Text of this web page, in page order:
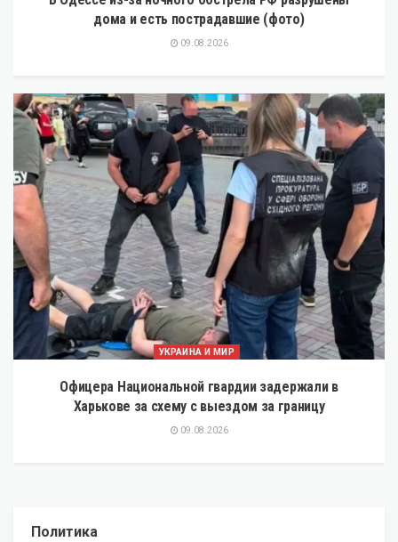
дома и есть пострадавшие (фото)
09.08.2026
УКРАИНА И МИР
Офицера Национальной гвардии задержали в
Харькове за схему с выездом за границу
09.08.2026
Политика